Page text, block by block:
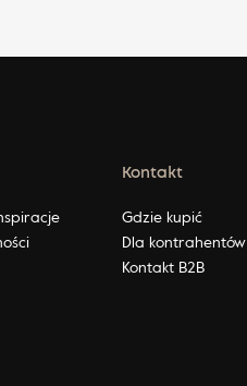
Kontakt
Gdzie kupić
Dla kontrahentów
Kontakt B2B